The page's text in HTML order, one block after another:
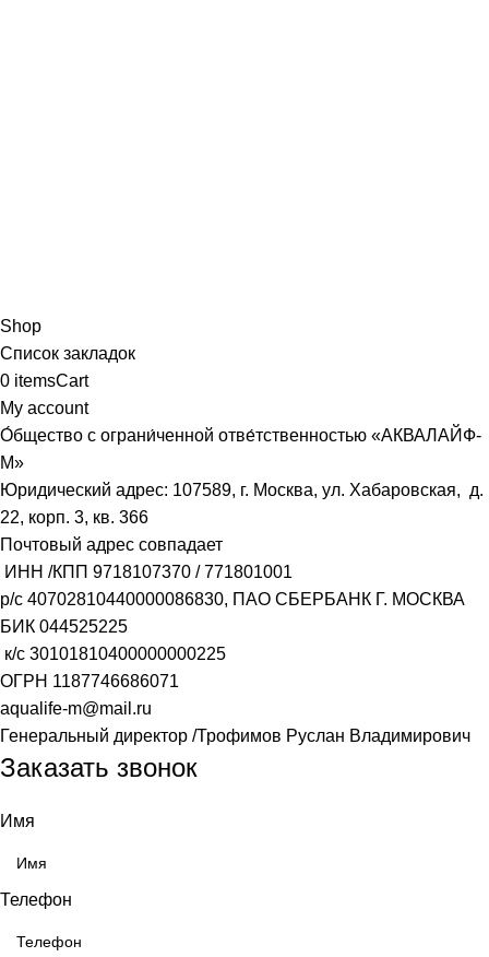
Shop
Список закладок
0 itemsCart
My account
О́бщество с ограни́ченной отве́тственностью «АКВАЛАЙФ-
М»
Юридический адрес: 107589, г. Москва, ул. Хабаровская, д.
22, корп. 3, кв. 366
Почтовый адрес совпадает
ИНН /КПП 9718107370 /771801001
р/с 40702810440000086830, ПАО СБЕРБАНК Г. МОСКВА
БИК 044525225
к/с 30101810400000000225
ОГРН 1187746686071
aqualife-m@mail.ru
Генеральный директор /Трофимов Руслан Владимирович
Заказать звонок
Имя
Телефон